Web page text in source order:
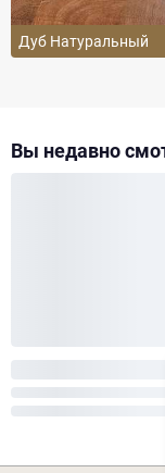
Дуб Натуральный
Вы недавно